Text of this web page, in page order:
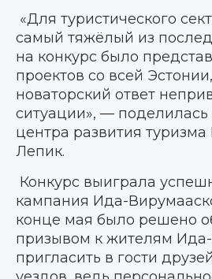
«Для туристического
самый тяжёлый из
на конкурс было
проектов со всей
новаторский ответ
ситуации», — поделилась
центра развития
Лепик.
Конкурс выиграла
кампания Ида-
конце мая было решено
призывом к жителям
пригласить в гости